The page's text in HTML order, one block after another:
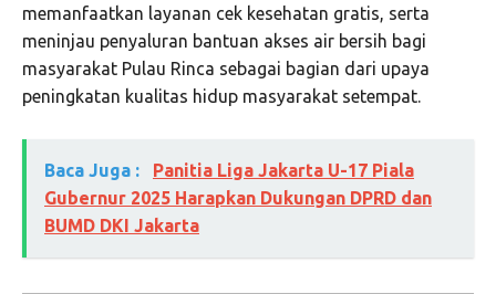
memanfaatkan layanan cek kesehatan gratis, serta
meninjau penyaluran bantuan akses air bersih bagi
masyarakat Pulau Rinca sebagai bagian dari upaya
peningkatan kualitas hidup masyarakat setempat.
Baca Juga :
Panitia Liga Jakarta U-17 Piala
Gubernur 2025 Harapkan Dukungan DPRD dan
BUMD DKI Jakarta